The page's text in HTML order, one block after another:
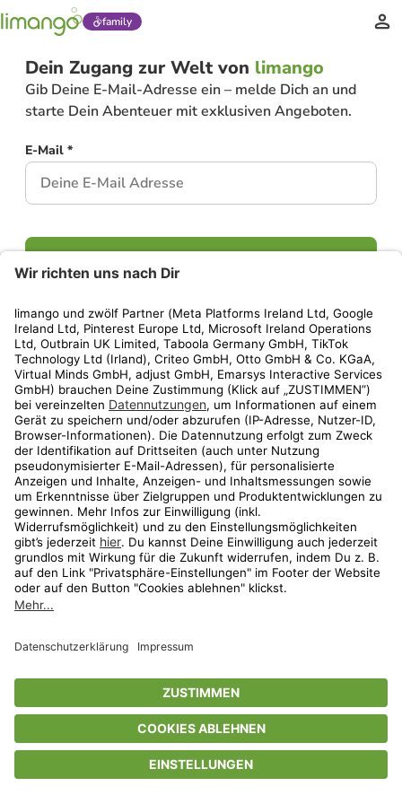
family
Dein Zugang zur Welt von limango
Gib Deine E-Mail-Adresse ein – melde Dich an und
starte Dein Abenteuer mit exklusiven Angeboten.
E-Mail *
Weiter
Privatsphäre-EinstellungenAGBDatenschutzCompliance
GeschenkgutscheinbedingungenImpressumHelp Center